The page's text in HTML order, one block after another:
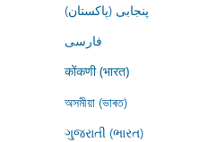
پنجابی (پاکستان)
فارسى
कोंकणी (भारत)
অসমীয়া (ভাৰত)
ગુજરાતી (ભારત)